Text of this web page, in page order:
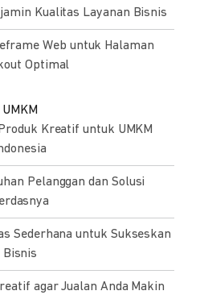
Kualitas Layanan Bisnis
Web untuk Halaman
Optimal
UMKM
Kreatif untuk UMKM
Pelanggan dan Solusi
Sederhana untuk Sukseskan
Bisnis
agar Jualan Anda Makin